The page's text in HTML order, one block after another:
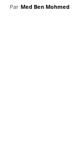
Par Med Ben Mohmed